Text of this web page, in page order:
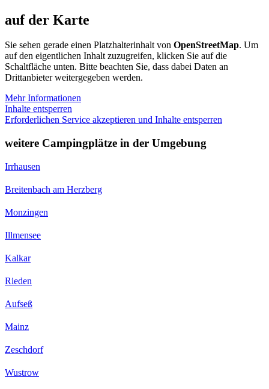
auf der Karte
Sie sehen gerade einen Platzhalterinhalt von OpenStreetMap. Um
auf den eigentlichen Inhalt zuzugreifen, klicken Sie auf die
Schaltfläche unten. Bitte beachten Sie, dass dabei Daten an
Drittanbieter weitergegeben werden.
Mehr Informationen
Inhalte entsperren
Erforderlichen Service akzeptieren und Inhalte entsperren
weitere Campingplätze in der Umgebung
Irrhausen
Breitenbach am Herzberg
Monzingen
Illmensee
Kalkar
Rieden
Aufseß
Mainz
Zeschdorf
Wustrow